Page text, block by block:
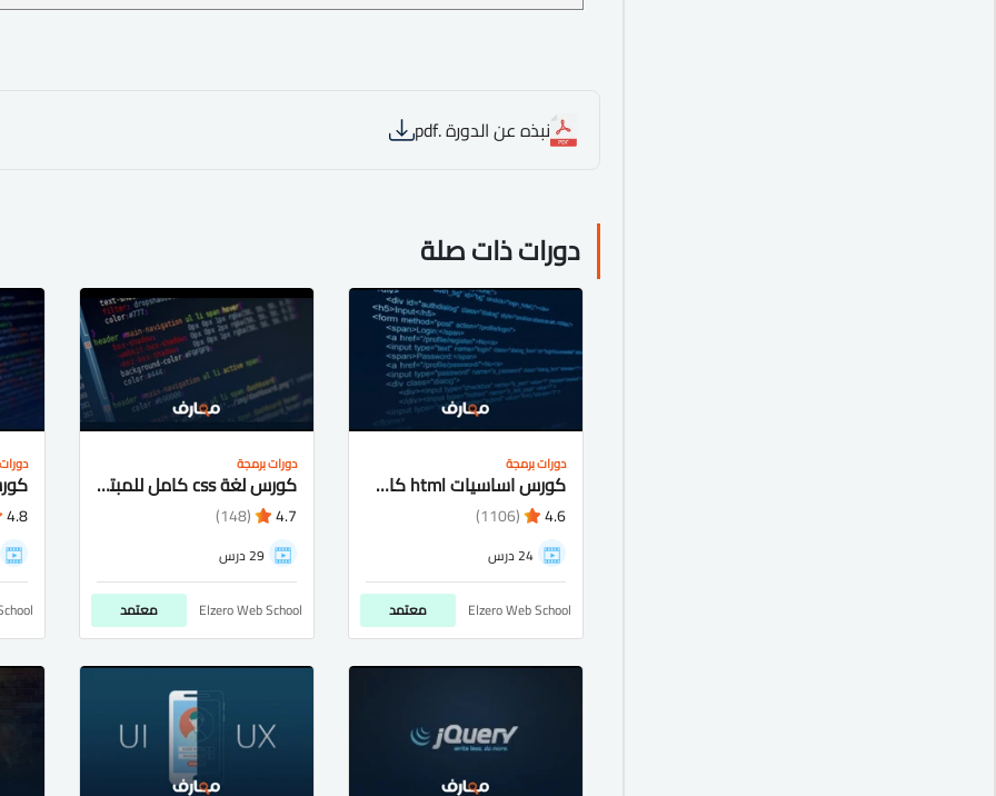
نبذه عن الدورة .pdf
دورات ذات صلة
دورات برمجة
كورس اساسيات html كامل شرح عربى للمبتدئيين
4.6
(1106)
24 درس
Elzero Web School معتمد
دورات برمجة
كورس لغة css كامل للمبتدئيين شرح عربى
4.7
(148)
29 درس
Elzero Web School معتمد
4.8